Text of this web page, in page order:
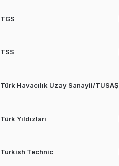
TGS
TSS
Türk Havacılık Uzay Sanayii/TUSAŞ
Türk Yıldızları
Turkish Technic